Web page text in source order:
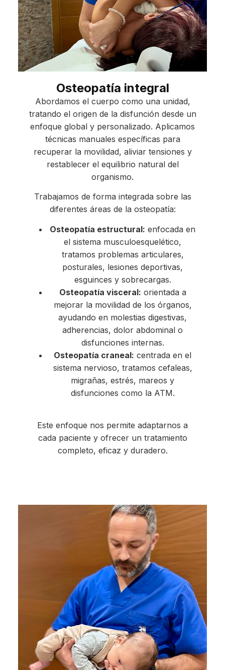
Osteopatía integral
Abordamos el cuerpo como una unidad,
tratando el origen de la disfunción desde un
enfoque global y personalizado. Aplicamos
técnicas manuales específicas para
recuperar la movilidad, aliviar tensiones y
restablecer el equilibrio natural del
organismo.
Trabajamos de forma integrada sobre las
diferentes áreas de la osteopatía:
Osteopatía estructural: enfocada en
el sistema musculoesquelético,
tratamos problemas articulares,
posturales, lesiones deportivas,
esguinces y sobrecargas.
Osteopatía visceral: orientada a
mejorar la movilidad de los órganos,
ayudando en molestias digestivas,
adherencias, dolor abdominal o
disfunciones internas.
Osteopatía craneal: centrada en el
sistema nervioso, tratamos cefaleas,
migrañas, estrés, mareos y
disfunciones como la ATM.
Este enfoque nos permite adaptarnos a
cada paciente y ofrecer un tratamiento
completo, eficaz y duradero.